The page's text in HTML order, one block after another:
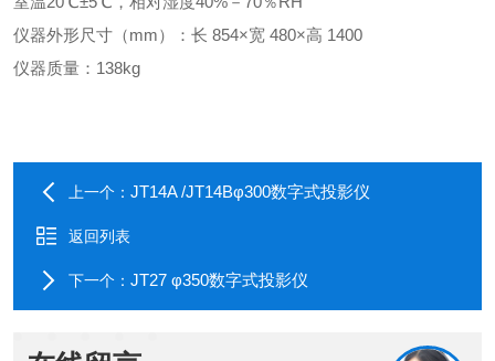
仪器外形尺寸（mm）：长 854×宽 480×高 1400
仪器质量： 138kg
上一个： JT14A /JT14Bφ300数字式投影仪
返回列表
下一个： JT27 φ350数字式投影仪